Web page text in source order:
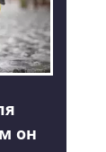
он